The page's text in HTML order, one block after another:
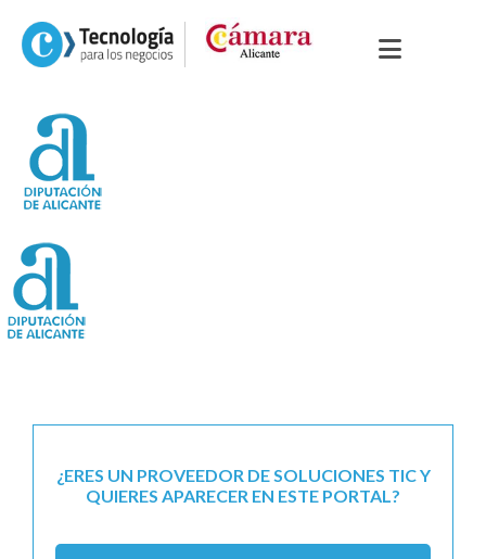
¿ERES UN PROVEEDOR DE SOLUCIONES TIC Y
QUIERES APARECER EN ESTE PORTAL?